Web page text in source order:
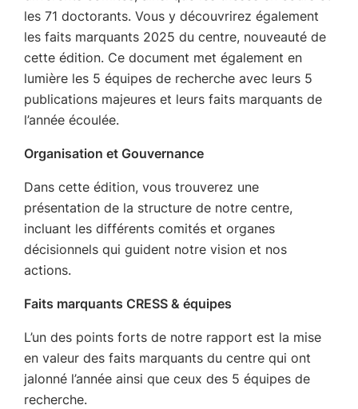
les 71 doctorants. Vous y découvrirez également
les faits marquants 2025 du centre, nouveauté de
cette édition. Ce document met également en
lumière les 5 équipes de recherche avec leurs 5
publications majeures et leurs faits marquants de
l’année écoulée.
Organisation et Gouvernance
Dans cette édition, vous trouverez une
présentation de la structure de notre centre,
incluant les différents comités et organes
décisionnels qui guident notre vision et nos
actions.
Faits marquants CRESS & équipes
L’un des points forts de notre rapport est la mise
en valeur des faits marquants du centre qui ont
jalonné l’année ainsi que ceux des 5 équipes de
recherche.